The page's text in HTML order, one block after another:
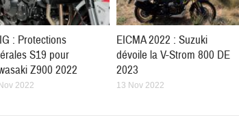
: Protections
S19 pour
Z900 2022
2022
EICMA 2022 : Suzuki
dévoile la V-Strom 800 DE
2023
13 Nov 2022